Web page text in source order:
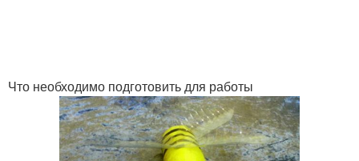
Что необходимо подготовить для работы